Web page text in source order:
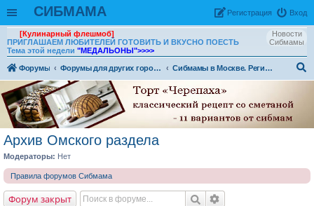
СИБМАМА Вход
Рeгиcтpaция
Новости
Сибмамы
[Кулинарный флешмоб]
ПРИГЛАШАЕМ ЛЮБИТЕЛЕЙ ГОТОВИТЬ И ВКУСНО ПОЕСТЬ
Тема этой недели "МЕДАЛЬОНЫ">>>>
Форумы Форумы для других городов и стран
Сибмамы в Москве. Регионы
Архив Омского раздела
Модераторы: Нет
Правила форумов Сибмама
Форум закрыт